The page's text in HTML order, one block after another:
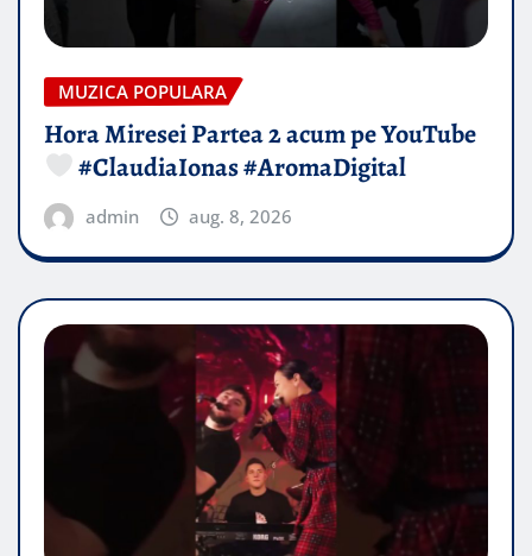
MUZICA POPULARA
Hora Miresei Partea 2 acum pe YouTube
#ClaudiaIonas #AromaDigital
admin aug. 8, 2026